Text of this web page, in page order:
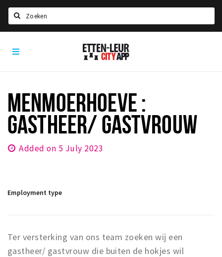
Home
Party pics
Nieuws, interviews & blogs
Eten
Recreatief
Winkelgebieden
Parkeren
Etten-
Leur
MENMOERHOEVE :
GASTHEER/ GASTVROUW
Added on 5 July 2023
Employment type
Ter versterking van ons team zoeken wij een
gastheer/ gastvrouw die buiten de hokjes wil